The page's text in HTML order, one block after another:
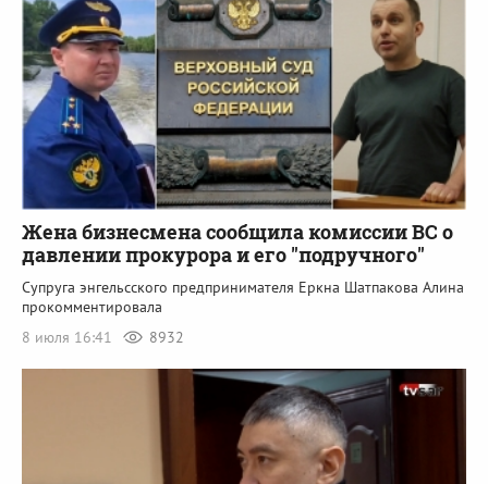
Жена бизнесмена сообщила комиссии ВС о
давлении прокурора и его "подручного"
Супруга энгельсского предпринимателя Еркна Шатпакова Алина
прокомментировала
8 июля 16:41
8932